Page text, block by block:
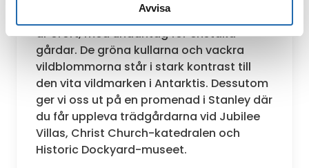
Avvisa
sandstränder fulla av fågelliv. Landskapet
är orört, med undantag för enstaka
gårdar. De gröna kullarna och vackra
vildblommorna står i stark kontrast till
den vita vildmarken i Antarktis. Dessutom
ger vi oss ut på en promenad i Stanley där
du får uppleva trädgårdarna vid Jubilee
Villas, Christ Church-katedralen och
Historic Dockyard-museet.